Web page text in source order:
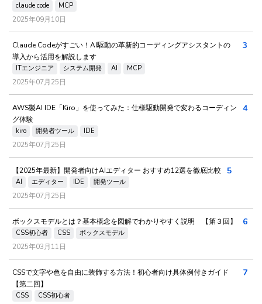
claude code MCP
2025年09月10日
Claude Codeがすごい！AI駆動の革新的コーディングアシスタントの
導入から活用を解説します
ITエンジニア システム開発 AI MCP
2025年07月25日
3
AWS製AI IDE「Kiro」を使ってみた：仕様駆動開発で変わるコーディン
グ体験
kiro 開発者ツール IDE
2025年07月25日
4
【2025年最新】開発者向けAIエディター おすすめ12選を徹底比較
AI エディター IDE 開発ツール
2025年07月25日
5
ボックスモデルとは？基本概念を図解でわかりやすく説明 【第３回】
CSS初心者 CSS ボックスモデル
2025年03月11日
6
CSSで文字や色を自由に装飾する方法！初心者向け具体例付きガイド
【第二回】
CSS CSS初心者
7